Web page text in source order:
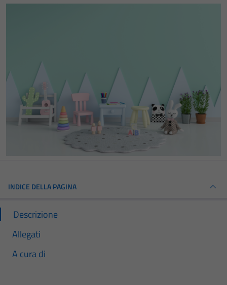
INDICE DELLA PAGINA
Descrizione
Allegati
A cura di